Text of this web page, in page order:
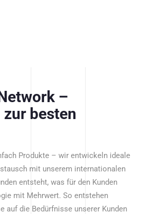
–
zur besten
Produkte – wir entwickeln ideale
mit unserem internationalen
entsteht, was für den Kunden
mit Mehrwert. So entstehen
auf die Bedürfnisse unserer Kunden